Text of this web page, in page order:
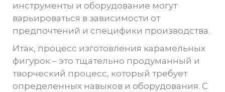
инструменты и оборудование могут
варьироваться в зависимости от
предпочтений и специфики производства.
Итак, процесс изготовления карамельных
фигурок – это тщательно продуманный и
творческий процесс, который требует
определенных навыков и оборудования. С